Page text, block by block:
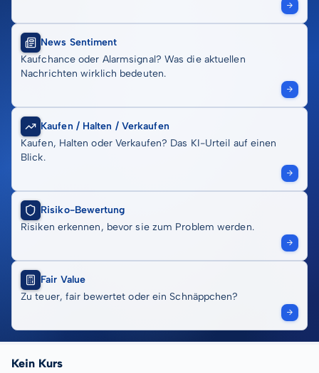
News Sentiment
Kaufchance oder Alarmsignal? Was die aktuellen
Nachrichten wirklich bedeuten.
Kaufen / Halten / Verkaufen
Kaufen, Halten oder Verkaufen? Das KI-Urteil auf einen
Blick.
Risiko-Bewertung
Risiken erkennen, bevor sie zum Problem werden.
Fair Value
Zu teuer, fair bewertet oder ein Schnäppchen?
Kein Kurs